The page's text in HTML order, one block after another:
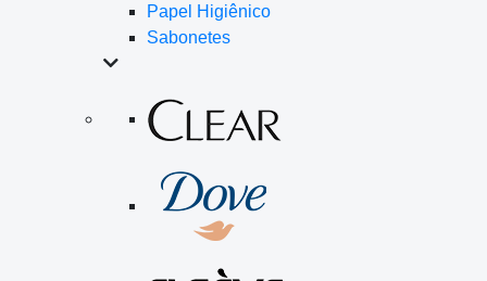
Papel Higiênico
Sabonetes